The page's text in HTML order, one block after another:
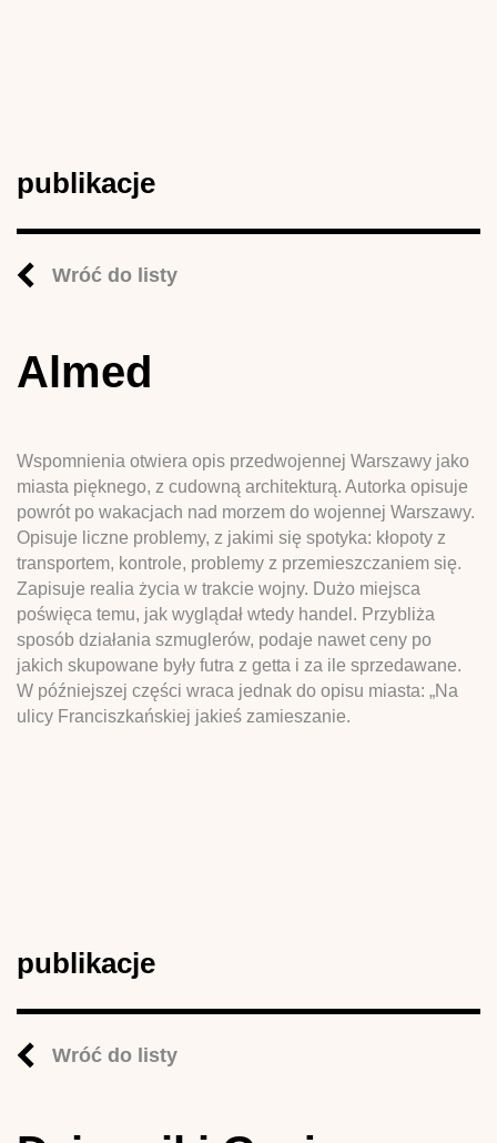
publikacje
Wróć do listy
Almed
Wspomnienia otwiera opis przedwojennej Warszawy jako
miasta pięknego, z cudowną architekturą. Autorka opisuje
powrót po wakacjach nad morzem do wojennej Warszawy.
Opisuje liczne problemy, z jakimi się spotyka: kłopoty z
transportem, kontrole, problemy z przemieszczaniem się.
Zapisuje realia życia w trakcie wojny. Dużo miejsca
poświęca temu, jak wyglądał wtedy handel. Przybliża
sposób działania szmuglerów, podaje nawet ceny po
jakich skupowane były futra z getta i za ile sprzedawane.
W późniejszej części wraca jednak do opisu miasta: „Na
ulicy Franciszkańskiej jakieś zamieszanie.
publikacje
Wróć do listy